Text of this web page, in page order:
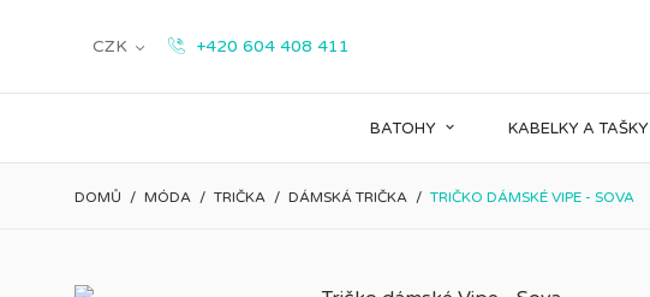
Více informací
CZK +420 604 408 411
BATOHY KABELKY A TAŠKY
DOMŮ MÓDA TRIČKA DÁMSKÁ TRIČKA TRIČKO DÁMSKÉ VIPE - SOVA